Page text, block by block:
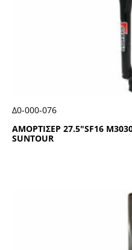
ΑΜΟΡΤΙΣΕΡ 27.5″SF16
SUΝΤΟUR
Δ0-000-076